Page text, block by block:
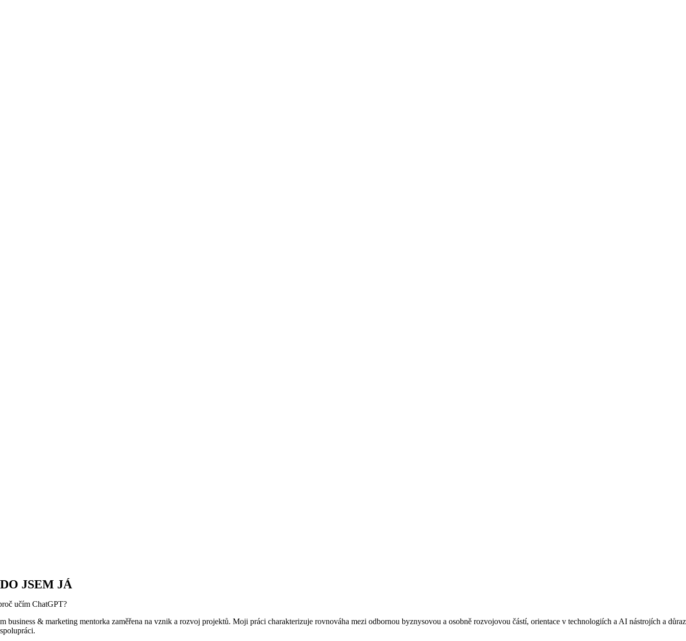
JSEM JÁ
učím ChatGPT?
business & marketing mentorka zaměřena na vznik a rozvoj projektů. Moji práci charakterizuje rovnováha mezi odbornou byznysovou a osobně rozvojovou částí, orientace v technologiích a AI nástrojích a důraz